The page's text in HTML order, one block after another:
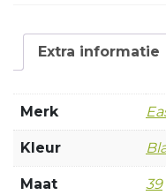
Extra informatie
Merk
Kleur
Maat 39